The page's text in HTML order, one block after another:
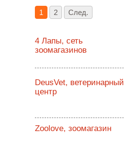
1 2 След.
4 Лапы, сеть
зоомагазинов
DeusVet, ветеринарный
центр
Zoolove, зоомагазин